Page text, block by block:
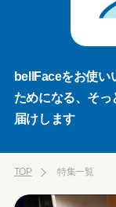
bellFaceをお使い
ためになる、そ
届けします
TOP 特集一覧